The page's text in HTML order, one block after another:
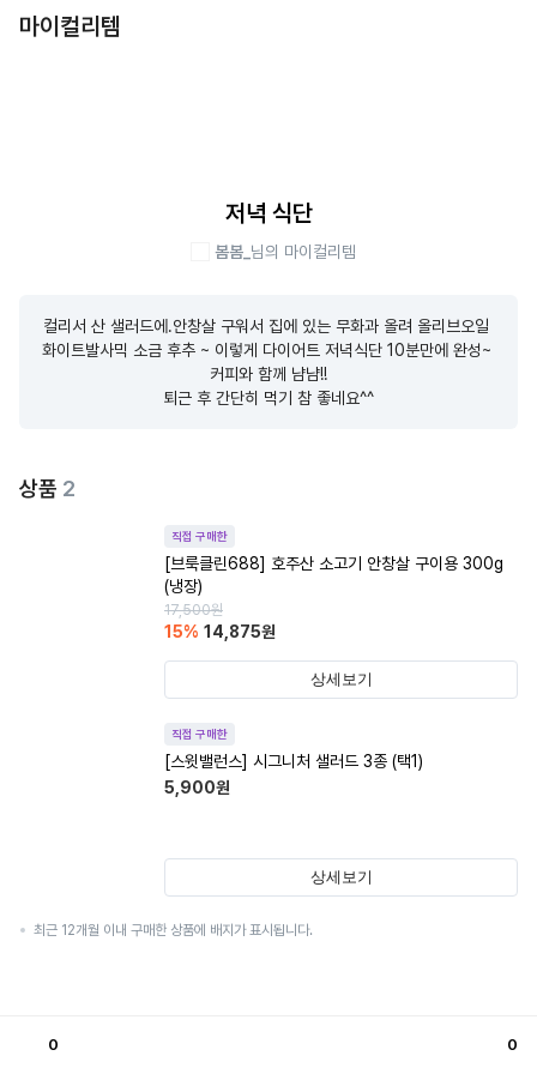
마이컬리템
저녁 식단
봄봄_ 님의 마이컬리템
컬리서 산 샐러드에.안창살 구워서 집에 있는 무화과 올려 올리브오일
화이트발사믹 소금 후추 ~ 이렇게 다이어트 저녁식단 10분만에 완성~
커피와 함께 냠냠!!
퇴근 후 간단히 먹기 참 좋네요^^
상품 2
직접 구매한
[브룩클린688] 호주산 소고기 안창살 구이용 300g
(냉장)
17,500원
15% 14,875원
상세보기
직접 구매한
[스윗밸런스] 시그니처 샐러드 3종 (택1)
5,900원
상세보기
최근 12개월 이내 구매한 상품에 배지가 표시됩니다.
0 0